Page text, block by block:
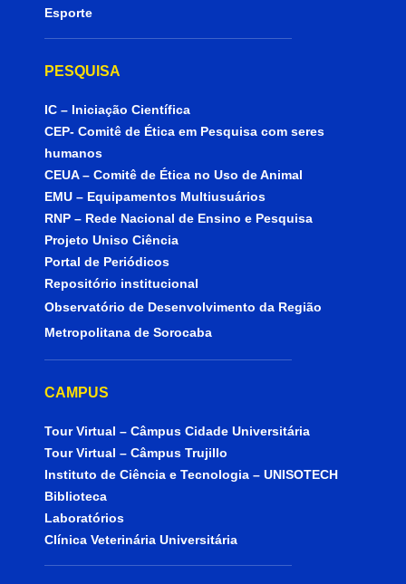
Esporte
PESQUISA
IC – Iniciação Científica
CEP- Comitê de Ética em Pesquisa com seres
humanos
CEUA – Comitê de Ética no Uso de Animal
EMU – Equipamentos Multiusuários
RNP – Rede Nacional de Ensino e Pesquisa
Projeto Uniso Ciência
Portal de Periódicos
Repositório institucional
Observatório de Desenvolvimento da Região
Metropolitana de Sorocaba
CAMPUS
Tour Virtual – Câmpus Cidade Universitária
Tour Virtual – Câmpus Trujillo
Instituto de Ciência e Tecnologia – UNISOTECH
Biblioteca
Laboratórios
Clínica Veterinária Universitária